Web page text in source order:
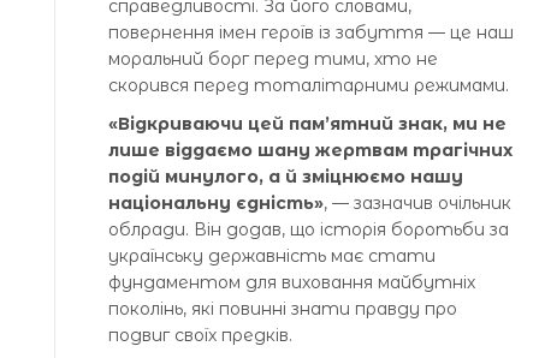
справедливості. За його словами,
повернення імен героїв із забуття — це наш
моральний борг перед тими, хто не
скорився перед тоталітарними режимами.
«Відкриваючи цей пам’ятний знак, ми не
лише віддаємо шану жертвам трагічних
подій минулого, а й зміцнюємо нашу
національну єдність», — зазначив очільник
облради. Він додав, що історія боротьби за
українську державність має стати
фундаментом для виховання майбутніх
поколінь, які повинні знати правду про
подвиг своїх предків.